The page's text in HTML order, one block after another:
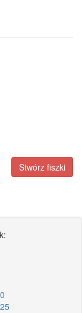
Stwórz fiszki